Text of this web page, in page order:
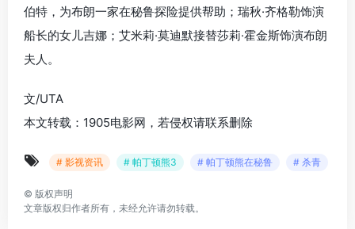
伯特，为布朗一家在秘鲁探险提供帮助；瑞秋·齐格勒饰演
船长的女儿吉娜；艾米莉·莫迪默接替莎莉·霍金斯饰演布朗
夫人。
文/UTA
本文转载：1905电影网，若侵权请联系删除
# 影视资讯 # 帕丁顿熊3 # 帕丁顿熊在秘鲁 # 杀青
© 版权声明
文章版权归作者所有，未经允许请勿转载。